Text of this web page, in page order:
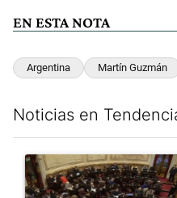
EN ESTA NOTA
Argentina Martín Guzmán
Noticias en
Un artículo de tendencia